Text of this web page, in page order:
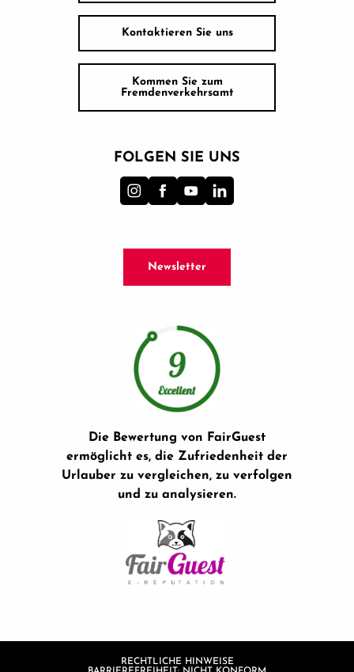
Kontaktieren Sie uns
Kommen Sie zum
Fremdenverkehrsamt
FOLGEN SIE UNS
Newsletter
Die Bewertung von FairGuest
ermöglicht es, die Zufriedenheit der
Urlauber zu vergleichen, zu verfolgen
und zu analysieren.
RECHTLICHE HINWEISE